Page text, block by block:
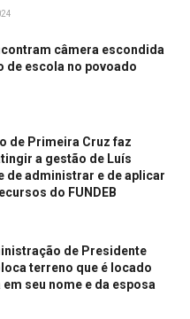
câmera escondida
de escola no povoado
de Primeira Cruz faz
a gestão de Luís
de administrar e de aplicar
do FUNDEB
de Presidente
terreno que é locado
seu nome e da esposa